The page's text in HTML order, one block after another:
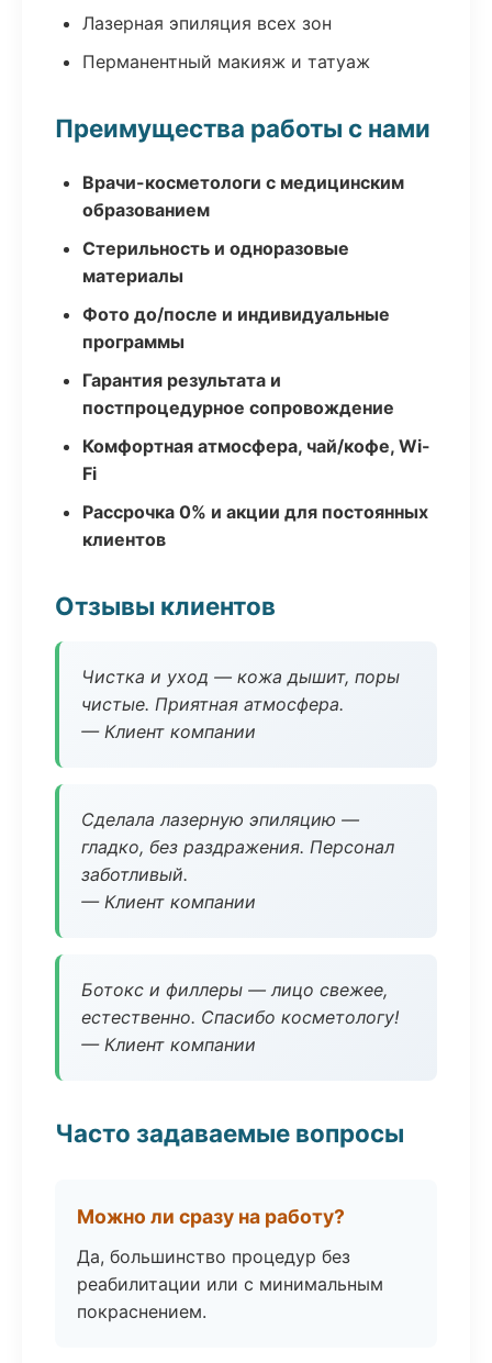
Лазерная эпиляция всех зон
Перманентный макияж и татуаж
Преимущества работы с нами
Врачи-косметологи с медицинским
образованием
Стерильность и одноразовые
материалы
Фото до/после и индивидуальные
программы
Гарантия результата и
постпроцедурное сопровождение
Комфортная атмосфера, чай/кофе, Wi-
Fi
Рассрочка 0% и акции для постоянных
клиентов
Отзывы клиентов
Чистка и уход — кожа дышит, поры
чистые. Приятная атмосфера.
— Клиент компании
Сделала лазерную эпиляцию —
гладко, без раздражения. Персонал
заботливый.
— Клиент компании
Ботокс и филлеры — лицо свежее,
естественно. Спасибо косметологу!
— Клиент компании
Часто задаваемые вопросы
Можно ли сразу на работу?
Да, большинство процедур без
реабилитации или с минимальным
покраснением.